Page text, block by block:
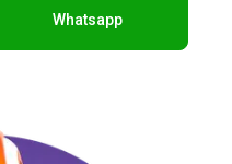
Whatsapp